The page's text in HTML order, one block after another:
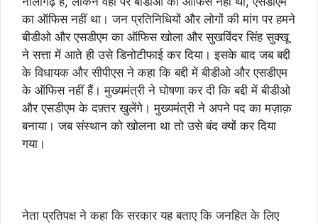
का ऑफिस नहीं था। जन प्रतिनिधियों और लोगों की मांग पर हमने
बीडीओ और एसडीएम का ऑफिस खोला और सुखविंदर सिंह सुक्खू
ने सत्ता में आते ही उसे डिनोटीफाई कर दिया। इसके बाद जब बद्दी
के विधायक और सीपीएस ने कहा कि बद्दी में बीडीओ और एसडीएम
के ऑफिस नहीं हैं। मुख्यमंत्री ने घोषणा कर दी कि बद्दी में बीडीओ
और एसडीएम के दफ़्तर खुलेंगे। मुख्यमंत्री ने अपने पद का मज़ाक़
बनाया। जब संस्थान को खोलना था तो उसे बंद क्यों कर दिया
गया।
नेता प्रतिपक्ष ने कहा कि सरकार यह बताए कि जनहित के लिए